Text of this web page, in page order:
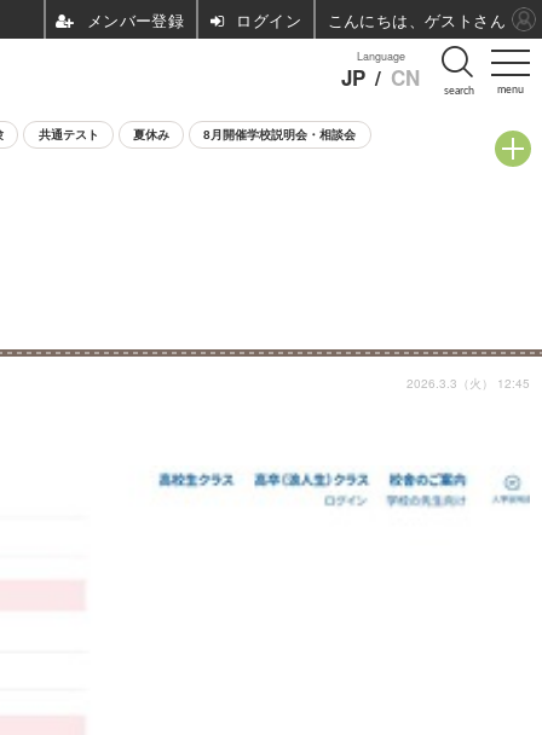
menu
Language
JP / CN search
共通テスト 夏休み 8月開催学校説明会・相談会
2026.3.3（火） 12:45
ログイン こんにちは、ゲストさん